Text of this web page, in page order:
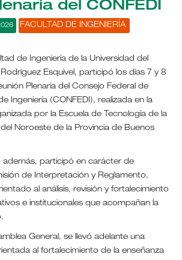
del CONFEDI
FACULTAD DE INGENIERÍA
de Ingeniería de la Universidad del
Esquivel, participó los días 7 y 8
Plenaria del Consejo Federal de
Ingeniería (CONFEDI), realizada en la
por la Escuela de Tecnología de la
Noroeste de la Provincia de Buenos
además, participó en carácter de
de Interpretación y Reglamento,
al análisis, revisión y fortalecimiento
e institucionales que acompañan la
General, se llevó adelante una
al fortalecimiento de la enseñanza